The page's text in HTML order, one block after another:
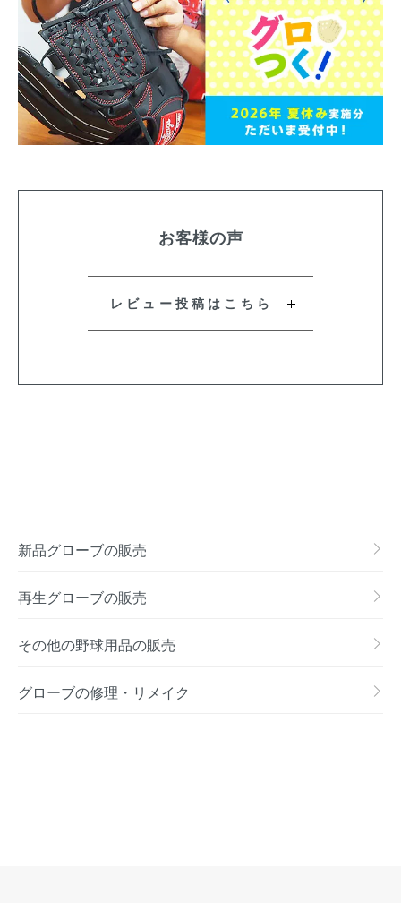
お客様の声
レビュー投稿はこちら
新品グローブの販売
再生グローブの販売
その他の野球用品の販売
グローブの修理・リメイク